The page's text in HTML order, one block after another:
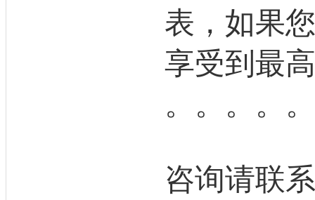
表，如果
享受到最
。。。。
咨询请联系